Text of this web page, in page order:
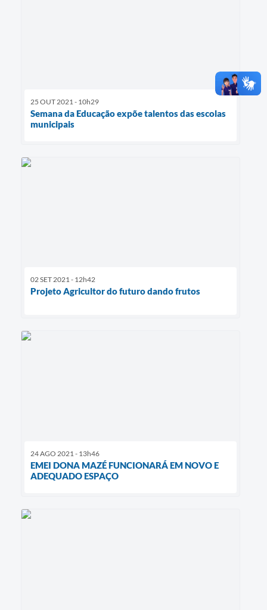
25 OUT 2021 - 10h29
Semana da Educação expõe talentos das escolas
municipais
02 SET 2021 - 12h42
Projeto Agricultor do futuro dando frutos
24 AGO 2021 - 13h46
EMEI DONA MAZÉ FUNCIONARÁ EM NOVO E
ADEQUADO ESPAÇO